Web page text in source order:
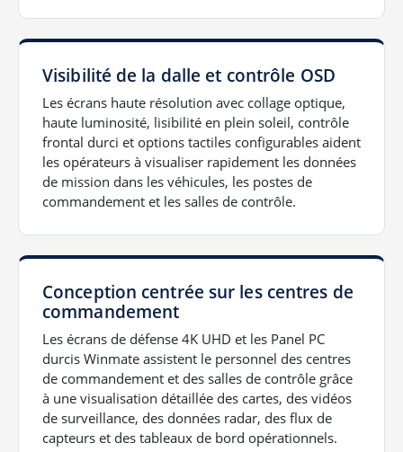
Visibilité de la dalle et contrôle OSD
Les écrans haute résolution avec collage optique,
haute luminosité, lisibilité en plein soleil, contrôle
frontal durci et options tactiles configurables aident
les opérateurs à visualiser rapidement les données
de mission dans les véhicules, les postes de
commandement et les salles de contrôle.
Conception centrée sur les centres de
commandement
Les écrans de défense 4K UHD et les Panel PC
durcis Winmate assistent le personnel des centres
de commandement et des salles de contrôle grâce
à une visualisation détaillée des cartes, des vidéos
de surveillance, des données radar, des flux de
capteurs et des tableaux de bord opérationnels.